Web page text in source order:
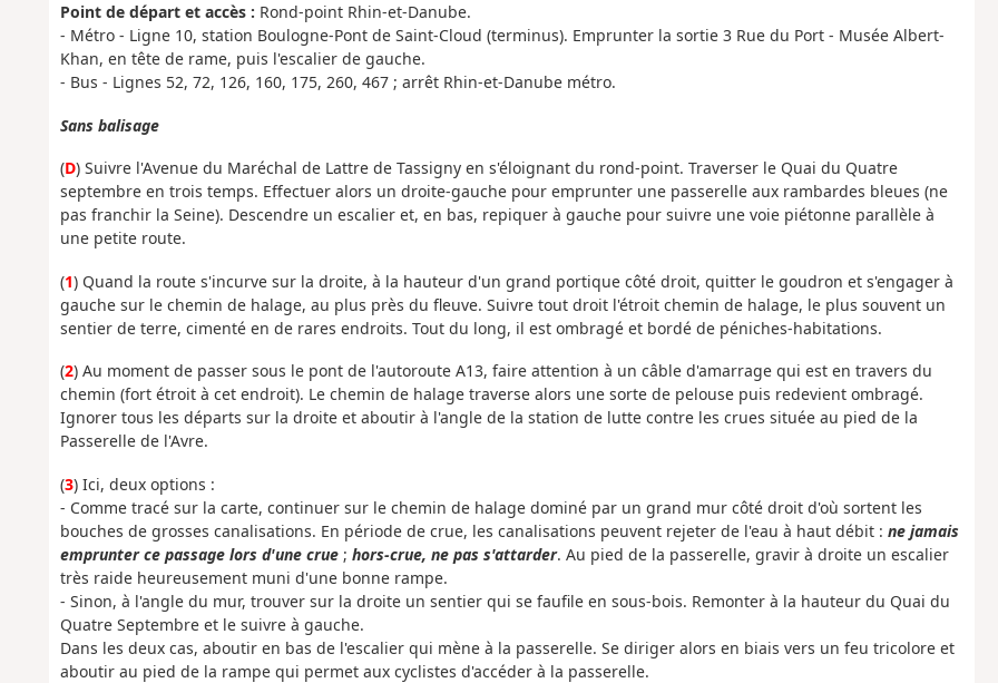
Point de départ et accès : Rond-point Rhin-et-Danube.
- Métro - Ligne 10, station Boulogne-Pont de Saint-Cloud (terminus). Emprunter la sortie 3 Rue du Port - Musée Albert-
Khan, en tête de rame, puis l'escalier de gauche.
- Bus - Lignes 52, 72, 126, 160, 175, 260, 467 ; arrêt Rhin-et-Danube métro.
Sans balisage
(D) Suivre l'Avenue du Maréchal de Lattre de Tassigny en s'éloignant du rond-point. Traverser le Quai du Quatre
septembre en trois temps. Effectuer alors un droite-gauche pour emprunter une passerelle aux rambardes bleues (ne
pas franchir la Seine). Descendre un escalier et, en bas, repiquer à gauche pour suivre une voie piétonne parallèle à
une petite route.
(1) Quand la route s'incurve sur la droite, à la hauteur d'un grand portique côté droit, quitter le goudron et s'engager à
gauche sur le chemin de halage, au plus près du fleuve. Suivre tout droit l'étroit chemin de halage, le plus souvent un
sentier de terre, cimenté en de rares endroits. Tout du long, il est ombragé et bordé de péniches-habitations.
(2) Au moment de passer sous le pont de l'autoroute A13, faire attention à un câble d'amarrage qui est en travers du
chemin (fort étroit à cet endroit). Le chemin de halage traverse alors une sorte de pelouse puis redevient ombragé.
Ignorer tous les départs sur la droite et aboutir à l'angle de la station de lutte contre les crues située au pied de la
Passerelle de l'Avre.
(3) Ici, deux options :
- Comme tracé sur la carte, continuer sur le chemin de halage dominé par un grand mur côté droit d'où sortent les
bouches de grosses canalisations. En période de crue, les canalisations peuvent rejeter de l'eau à haut débit : ne jamais
emprunter ce passage lors d'une crue; hors-crue, ne pas s'attarder. Au pied de la passerelle, gravir à droite un escalier
très raide heureusement muni d'une bonne rampe.
- Sinon, à l'angle du mur, trouver sur la droite un sentier qui se faufile en sous-bois. Remonter à la hauteur du Quai du
Quatre Septembre et le suivre à gauche.
Dans les deux cas, aboutir en bas de l'escalier qui mène à la passerelle. Se diriger alors en biais vers un feu tricolore et
aboutir au pied de la rampe qui permet aux cyclistes d'accéder à la passerelle.